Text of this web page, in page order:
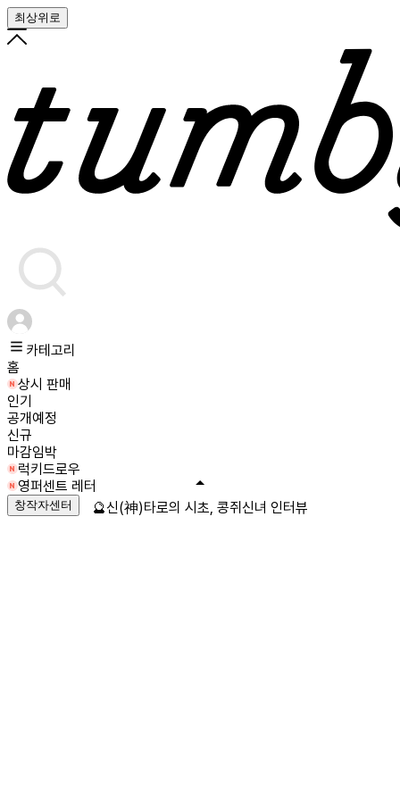
최상위로
카테고리
홈
상시 판매
인기
공개예정
신규
마감임박
럭키드로우
영퍼센트 레터
창작자센터 🔮신(神)타로의 시초, 콩쥐신녀 인터뷰